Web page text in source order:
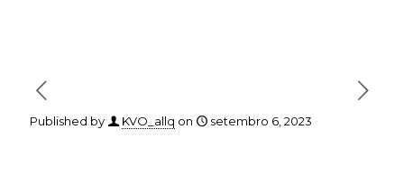
Published by KVO_allq on setembro 6, 2023